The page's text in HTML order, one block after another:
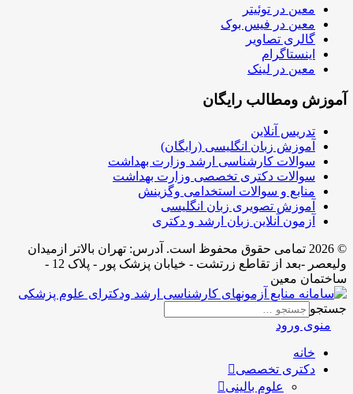
معین در توئیتر
معین در فیس بوک
گالری تصاویر
اینستاگرام
معین در لینک
آموزش ومطالب رایگان
تدریس آنلاین
آموزش زبان انگلیسی (رایگان)
سوالات کارشناسی ارشد وزارت بهداشت
سوالات دکتری تخصصی وزارت بهداشت
منابع و سوالات استخدامی وگزینش
آموزش تصویری زبان انگلیسی
آزمون آنلاین زبان ارشد و دکتری
© 2026 تمامی حقوق محفوظ است. آدرس:‌ تهران بالاتر ازمیدان
ولیعصر -بعد از تقاطع زرتشت - خیابان پزشک پور - پلاک 12 -
ساختمان معین
جستجو
منوی ورود
خانه
دکتری تخصصی
علوم بالینی